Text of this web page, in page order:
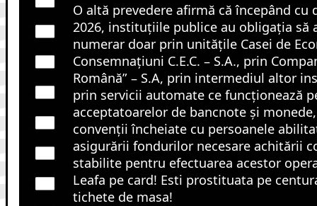
O altă prevedere afirmă că începând cu
2026, instituțiile publice au obligația să
numerar doar prin unitățile Casei de
Consemnațiuni C.E.C. – S.A., prin
Română” – S.A, prin intermediul altor
prin servicii automate ce funcționează
acceptatoarelor de bancnote și
convenții încheiate cu persoanele
asigurării fondurilor necesare achitării
stabilite pentru efectuarea acestor
Leafa pe card! Esti prostituata pe
tichete de masa!